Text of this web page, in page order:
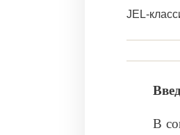
JEL-
В